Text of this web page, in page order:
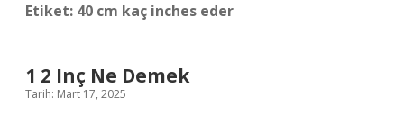
Etiket: 40 cm kaç inches eder
1 2 Inç Ne Demek
Tarih: Mart 17, 2025